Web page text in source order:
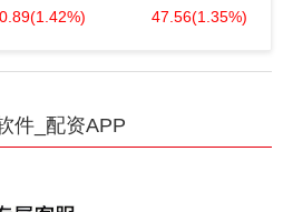
(1.42%) 47.56(1.35%)
件_配资APP